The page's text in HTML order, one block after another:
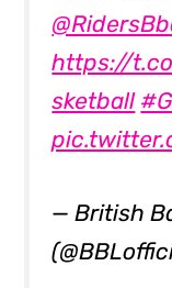
https://
sketball
— British